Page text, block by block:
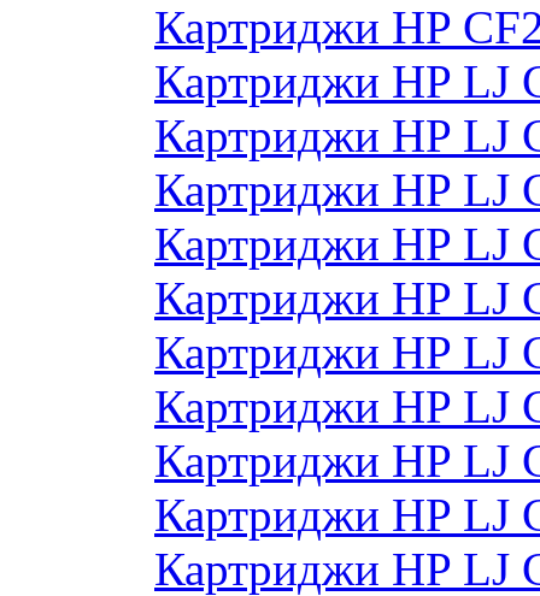
Картриджи HP
Картриджи HP LJ
Картриджи HP LJ
Картриджи HP LJ
Картриджи HP LJ
Картриджи HP LJ
Картриджи HP LJ
Картриджи HP LJ
Картриджи HP LJ
Картриджи HP LJ
Картриджи HP LJ